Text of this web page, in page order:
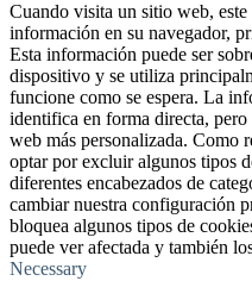
Cuando visita un sitio web,
información en su navegador,
Esta información puede ser
dispositivo y se utiliza
funcione como se espera. La
identifica en forma directa,
web más personalizada. Como
optar por excluir algunos tipos
diferentes encabezados de
cambiar nuestra configuración
bloquea algunos tipos de
puede ver afectada y también
Necessary